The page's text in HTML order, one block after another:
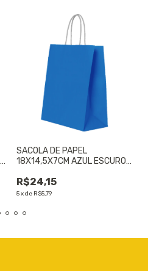
SACOLA DE PAPEL
18X14,5X7CM AZUL ESCURO
R$24,15
5xde R$5,79